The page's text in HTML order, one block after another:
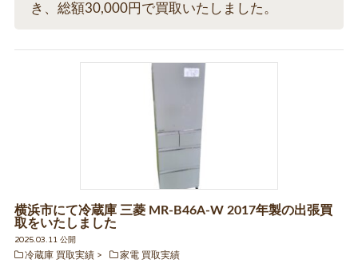
き、総額30,000円で買取いたしました。
横浜市にて冷蔵庫 三菱 MR-B46A-W 2017年製の出張買
取をいたしました
2025.03.11 公開
冷蔵庫 買取実績
家電 買取実績